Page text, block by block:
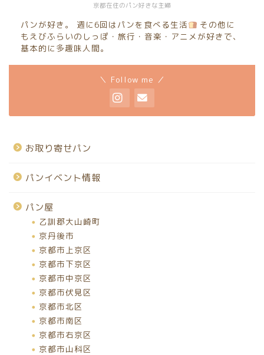
京都在住のパン好きな主婦
パンが好き。 週に6回はパンを食べる生活
その他に
もえびふらいのしっぽ・旅行・音楽・アニメが好きで、
基本的に多趣味人間。
＼ Follow me ／
お取り寄せパン
パンイベント情報
パン屋
乙訓郡大山崎町
京丹後市
京都市上京区
京都市下京区
京都市中京区
京都市伏見区
京都市北区
京都市南区
京都市右京区
京都市山科区